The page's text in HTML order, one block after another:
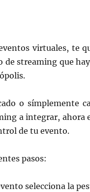
virtuales, te
streaming que
o símplemente
a integrar, ahora
de tu evento.
pasos:
selecciona la